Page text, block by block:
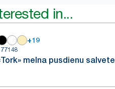
in...
+19
melna pusdienu salvete